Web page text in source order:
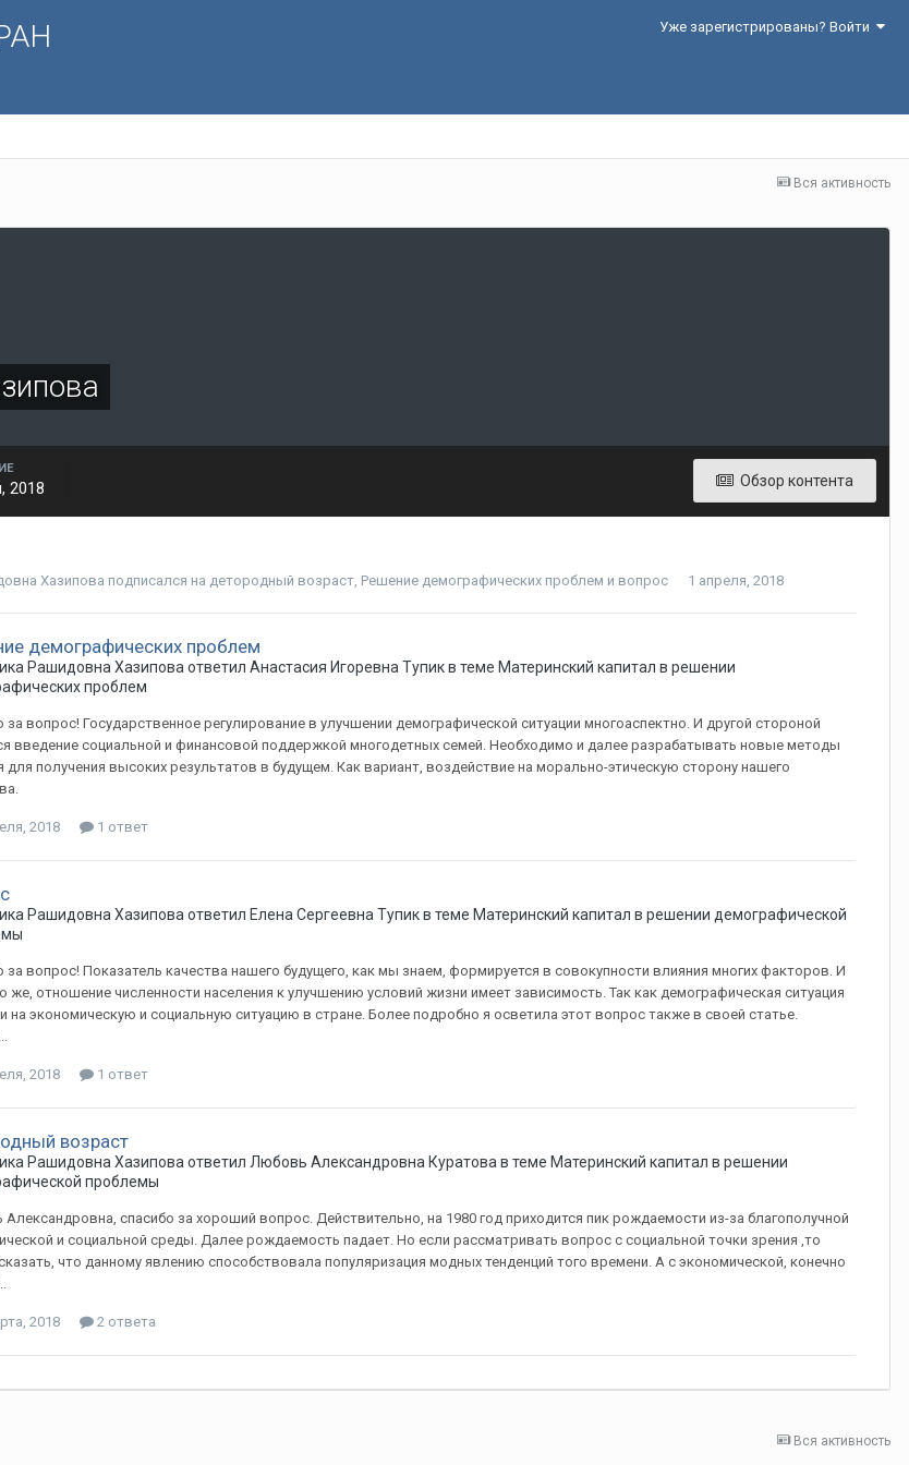
Уже зарегистрированы? Войти
Вся активность
Обзор контента
2018
Хазипова подписался на детородный возраст, Решение демографических проблем и вопрос 1 апреля, 2018
демографических проблем
Рашидовна Хазипова ответил Анастасия Игоревна Тупик в теме Материнский капитал в решении
проблем
за вопрос! Государственное регулирование в улучшении демографической ситуации многоаспектно. И другой стороной
введение социальной и финансовой поддержкой многодетных семей. Необходимо и далее разрабатывать новые методы
для получения высоких результатов в будущем. Как вариант, воздействие на морально-этическую сторону нашего
2018 1 ответ
Рашидовна Хазипова ответил Елена Сергеевна Тупик в теме Материнский капитал в решении демографической
за вопрос! Показатель качества нашего будущего, как мы знаем, формируется в совокупности влияния многих факторов. И
же, отношение численности населения к улучшению условий жизни имеет зависимость. Так как демографическая ситуация
на экономическую и социальную ситуацию в стране. Более подробно я осветила этот вопрос также в своей статье.
2018 1 ответ
возраст
Рашидовна Хазипова ответил Любовь Александровна Куратова в теме Материнский капитал в решении
проблемы
спасибо за хороший вопрос. Действительно, на 1980 год приходится пик рождаемости из-за благополучной
и социальной среды. Далее рождаемость падает. Но если рассматривать вопрос с социальной точки зрения ,то
что данному явлению способствовала популяризация модных тенденций того времени. А с экономической, конечно
2018 2 ответа
Вся активность